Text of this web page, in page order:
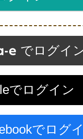
でログイ
でログイン
でログ